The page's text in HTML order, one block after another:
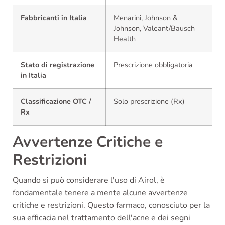
Fabbricanti in Italia
Menarini, Johnson &
Johnson, Valeant/Bausch
Health
Stato di registrazione
in Italia
Prescrizione obbligatoria
Classificazione OTC /
Rx
Solo prescrizione (Rx)
Avvertenze Critiche e
Restrizioni
Quando si può considerare l'uso di Airol, è
fondamentale tenere a mente alcune avvertenze
critiche e restrizioni. Questo farmaco, conosciuto per la
sua efficacia nel trattamento dell'acne e dei segni